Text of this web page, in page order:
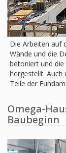
Die Arbeiten auf
Wände und die
betoniert und die
hergestellt. Auch
Teile der
Omega-
Baubeginn